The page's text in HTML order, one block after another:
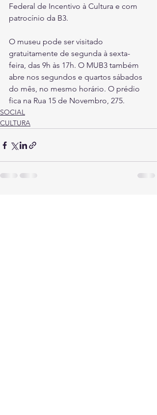
Federal de Incentivo à Cultura e com
patrocínio da B3.
O museu pode ser visitado
gratuitamente de segunda à sexta-
feira, das 9h às 17h. O MUB3 também
abre nos segundos e quartos sábados
do mês, no mesmo horário. O prédio
fica na Rua 15 de Novembro, 275.
SOCIAL
CULTURA